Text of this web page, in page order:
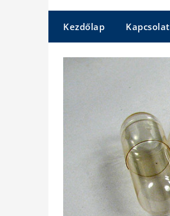
Kezdőlap Kapcsolat